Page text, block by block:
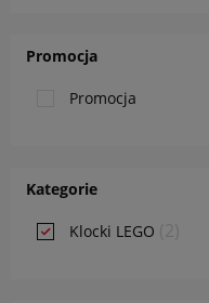
Promocja
Promocja
Kategorie
Klocki LEGO